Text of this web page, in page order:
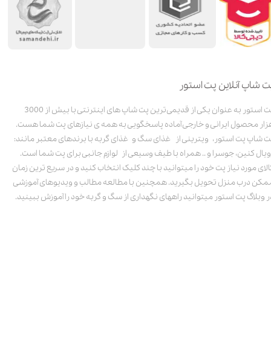
شاپ آنلاین پت استور
پت استور به عنوان یکی از قدیمی‌ترین پت شاپ های اینترنتی با بیش از 3000
محصول ایرانی و خارجی آماده پاسخگویی به همه ی نیازهای پت شما هست.
شاپ پت استور، ویترینی از غذای سگ و غذای گربه با برندهای معتبر مانند:
کنین، جوسرا و .. همراه با طیف وسیعی از لوازم جانبی برای پت شما است.
مورد نیاز پت خود را میتوانید با چند کلیک انتخاب کنید و در سریع ترین زمان
درب منزل تحویل بگیرید. همچنین با مطالعه مطالب و ویدیوهای آموزشی
وبلاگ پت استور میتوانید راههای نگهداری از سگ و گربه خود را آموزش ببینید.